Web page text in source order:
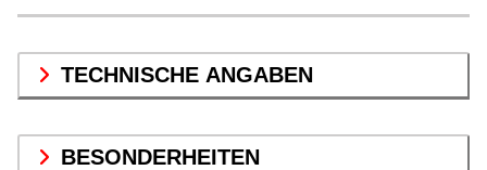
TECHNISCHE ANGABEN
BESONDERHEITEN